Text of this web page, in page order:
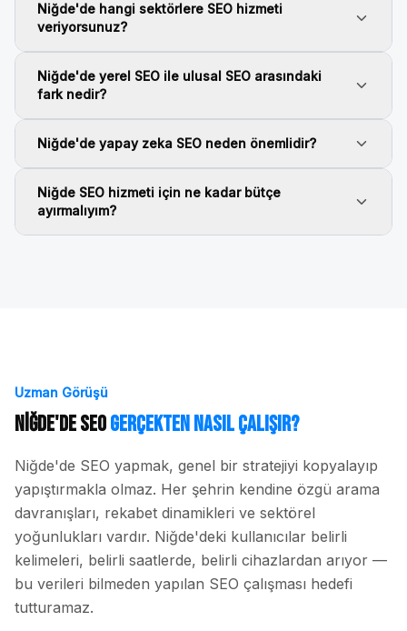
Niğde'de hangi sektörlere SEO hizmeti
veriyorsunuz?
Niğde'de yerel SEO ile ulusal SEO arasındaki
fark nedir?
Niğde'de yapay zeka SEO neden önemlidir?
Niğde SEO hizmeti için ne kadar bütçe
ayırmalıyım?
Uzman Görüşü
Niğde'de SEOGerçekten Nasıl Çalışır?
Niğde'de SEO yapmak, genel bir stratejiyi kopyalayıp
yapıştırmakla olmaz. Her şehrin kendine özgü arama
davranışları, rekabet dinamikleri ve sektörel
yoğunlukları vardır. Niğde'deki kullanıcılar belirli
kelimeleri, belirli saatlerde, belirli cihazlardan arıyor —
bu verileri bilmeden yapılan SEO çalışması hedefi
tutturamaz.